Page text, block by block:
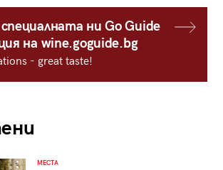
ни Go Guide
на wine.goguide.bg
- great taste!
МЕСТА